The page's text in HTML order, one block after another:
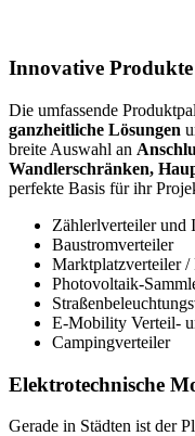
Innovative
Die umfassende
ganzheitliche Lösungen
breite Auswahl an
Wandlerschränken,
perfekte Basis für ihr
Zählerlverteiler und
Baustromverteiler
Marktplatzverteiler /
Photovoltaik-
E-Mobility Verteil-
Campingverteiler
Elektrotechnische
Gerade in Städten ist der